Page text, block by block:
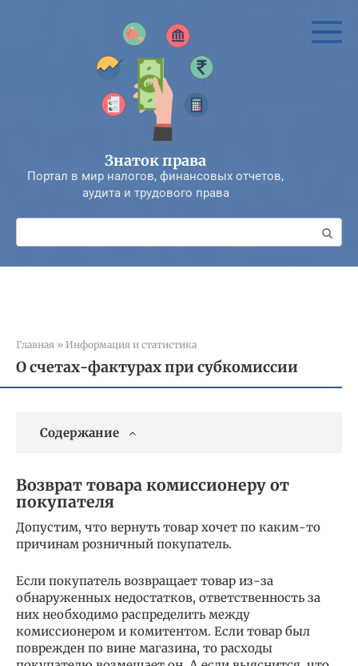
Знаток права
Портал в мир налогов, финансовых отчетов,
аудита и трудового права
Поиск:
Главная » Информация и статистика
О счетах-фактурах при субкомиссии
Содержание
Возврат товара комиссионеру от
покупателя
Допустим, что вернуть товар хочет по каким-то
причинам розничный покупатель.
Если покупатель возвращает товар из-за
обнаруженных недостатков, ответственность за
них необходимо распределить между
комиссионером и комитентом. Если товар был
поврежден по вине магазина, то расходы